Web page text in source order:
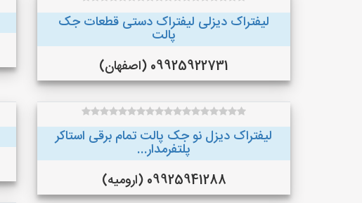
لیفتراک دیزلی لیفتراک دستی قطعات جک
پالت
09925922731 (اصفهان)
لیفتراک دیزل نو جک پالت تمام برقی استاکر
پلتفرمدار...
09925941288 (ارومیه)